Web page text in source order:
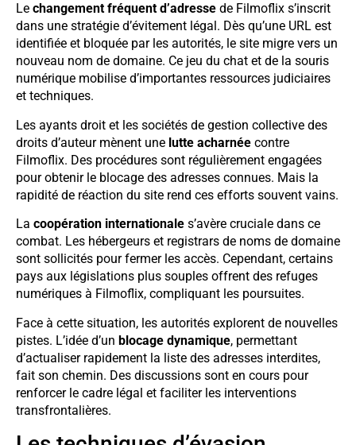
Le changement fréquent d’adresse de Filmoflix s’inscrit
dans une stratégie d’évitement légal. Dès qu’une URL est
identifiée et bloquée par les autorités, le site migre vers un
nouveau nom de domaine. Ce jeu du chat et de la souris
numérique mobilise d’importantes ressources judiciaires
et techniques.
Les ayants droit et les sociétés de gestion collective des
droits d’auteur mènent une lutte acharnée contre
Filmoflix. Des procédures sont régulièrement engagées
pour obtenir le blocage des adresses connues. Mais la
rapidité de réaction du site rend ces efforts souvent vains.
La coopération internationale s’avère cruciale dans ce
combat. Les hébergeurs et registrars de noms de domaine
sont sollicités pour fermer les accès. Cependant, certains
pays aux législations plus souples offrent des refuges
numériques à Filmoflix, compliquant les poursuites.
Face à cette situation, les autorités explorent de nouvelles
pistes. L’idée d’un blocage dynamique, permettant
d’actualiser rapidement la liste des adresses interdites,
fait son chemin. Des discussions sont en cours pour
renforcer le cadre légal et faciliter les interventions
transfrontalières.